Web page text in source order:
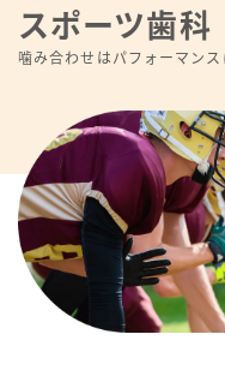
スポーツ歯科
噛み合わせはパフォーマン